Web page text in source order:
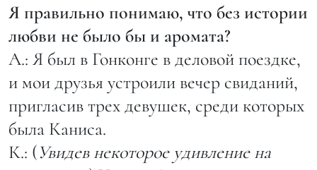
Я правильно понимаю, что без истории
любви не было бы и аромата?
А.: Я был в Гонконге в деловой поездке,
и мои друзья устроили вечер свиданий,
пригласив трех девушек, среди которых
была Каниса.
К.: (Увидев некоторое удивление на